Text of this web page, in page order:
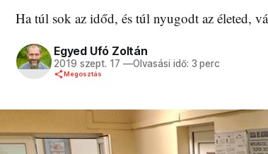
Ha túl sok az időd, és túl nyugodt az életed,
Egyed Ufó Zoltán
2019 szept. 17 —Olvasási idő: 3 perc
Megosztás